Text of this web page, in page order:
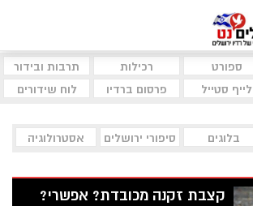
ספורט רכילות
תרבות ובידור
לייף סטייל פרסום ברדיו לוח שידורים
בלוגים סיפורי ירושלים אסטרולוגיה
קצבת זקנה מכובדת? אפשרי?